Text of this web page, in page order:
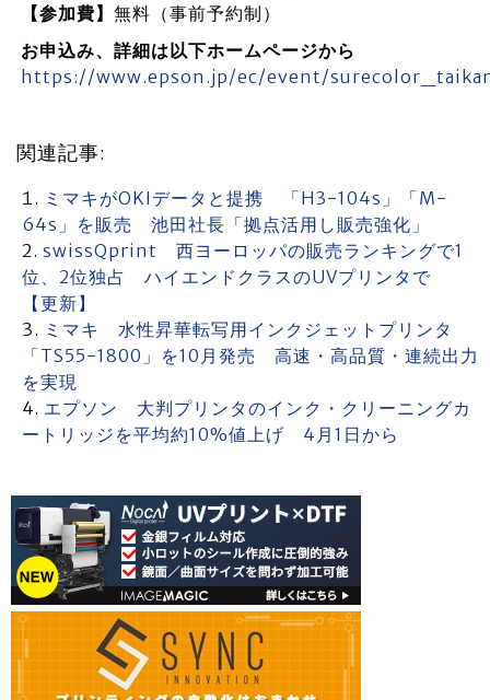
【参加費】 無料（事前予約制）
お申込み、詳細は以下ホームページから
https://www.epson.jp/ec/event/
関連記事:
ミマキがOKIデータと提携 「H3-104s」「M-
64s」を販売 池田社長「拠点活用し販売強化」
swissQprint 西ヨーロッパの販売ランキングで1
位、2位独占 ハイエンドクラスのUVプリンタで
【更新】
ミマキ 水性昇華転写用インクジェットプリンタ
「TS55-1800」を10月発売 高速・高品質・連続出力
を実現
エプソン 大判プリンタのインク・クリーニングカ
ートリッジを平均約10%値上げ 4月1日から